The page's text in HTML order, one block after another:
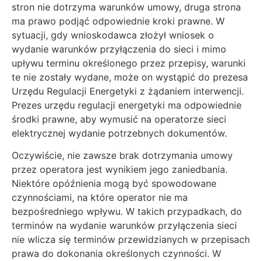
stron nie dotrzyma warunków umowy, druga strona
ma prawo podjąć odpowiednie kroki prawne. W
sytuacji, gdy wnioskodawca złożył wniosek o
wydanie warunków przyłączenia do sieci i mimo
upływu terminu określonego przez przepisy, warunki
te nie zostały wydane, może on wystąpić do prezesa
Urzędu Regulacji Energetyki z żądaniem interwencji.
Prezes urzędu regulacji energetyki ma odpowiednie
środki prawne, aby wymusić na operatorze sieci
elektrycznej wydanie potrzebnych dokumentów.
Oczywiście, nie zawsze brak dotrzymania umowy
przez operatora jest wynikiem jego zaniedbania.
Niektóre opóźnienia mogą być spowodowane
czynnościami, na które operator nie ma
bezpośredniego wpływu. W takich przypadkach, do
terminów na wydanie warunków przyłączenia sieci
nie wlicza się terminów przewidzianych w przepisach
prawa do dokonania określonych czynności. W